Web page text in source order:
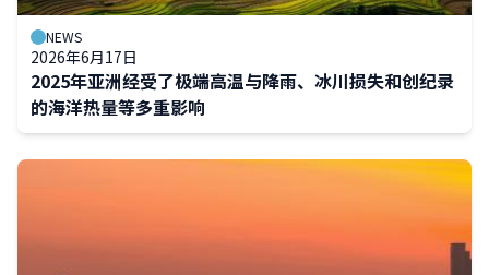
NEWS
2026年6月17日
2025年亚洲经受了极端高温与降雨、冰川损失和创纪录
的海洋热量等多重影响